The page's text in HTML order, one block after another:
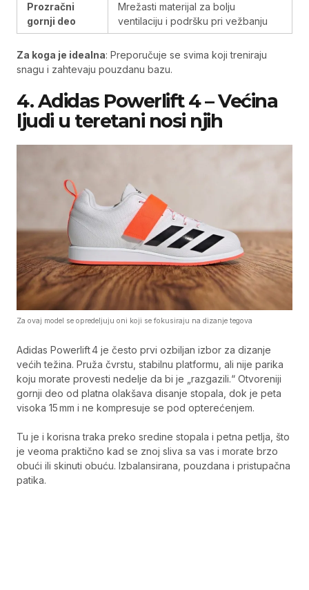
Prozračni
gornji deo
Mrežasti materijal za bolju
ventilaciju i podršku pri vežbanju
Za koga je idealna: Preporučuje se svima koji treniraju
snagu i zahtevaju pouzdanu bazu.
4. Adidas Powerlift 4 – Većina
ljudi u teretani nosi njih
Za ovaj model se opredeljuju oni koji se fokusiraju na dizanje tegova
Adidas Powerlift 4 je često prvi ozbiljan izbor za dizanje
većih težina. Pruža čvrstu, stabilnu platformu, ali nije parika
koju morate provesti nedelje da bi je „razgazili.“ Otvoreniji
gornji deo od platna olakšava disanje stopala, dok je peta
visoka 15 mm i ne kompresuje se pod opterećenjem.
Tu je i korisna traka preko sredine stopala i petna petlja, što
je veoma praktično kad se znoj sliva sa vas i morate brzo
obući ili skinuti obuću. Izbalansirana, pouzdana i pristupačna
patika.